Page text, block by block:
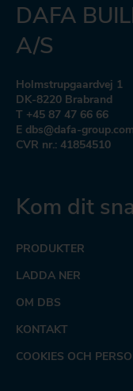
DAFA
A/S
Holmstrupgaardvej 1
DK-8220 Brabrand
T +45 87 47 66 66
E dbs@dafa-group.com
CVR nr.: 41854510
Kom dit
PRODUKTER
LADDA NER
OM DBS
KONTAKT
COOKIES OCH